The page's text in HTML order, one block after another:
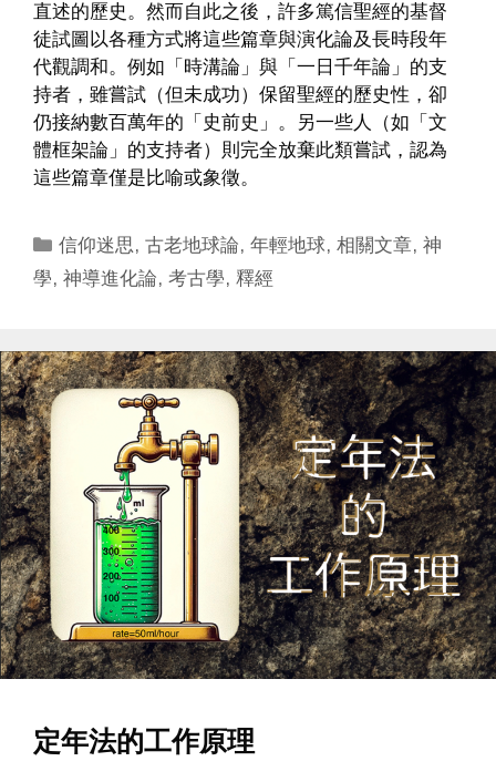
直述的歷史。然而自此之後，許多篤信聖經的基督
徒試圖以各種方式將這些篇章與演化論及長時段年
代觀調和。例如「時溝論」與「一日千年論」的支
持者，雖嘗試（但未成功）保留聖經的歷史性，卻
仍接納數百萬年的「史前史」。另一些人（如「文
體框架論」的支持者）則完全放棄此類嘗試，認為
這些篇章僅是比喻或象徵。
Categories
信仰迷思,古老地球論,年輕地球,相關文章,神
學, 神導進化論, 考古學, 釋經
定年法的工作原理